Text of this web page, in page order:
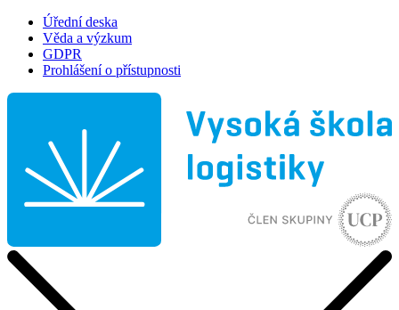
Úřední deska
Věda a výzkum
GDPR
Prohlášení o přístupnosti